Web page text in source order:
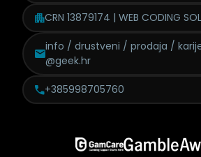
CRN 13879174 | WEB CODING
info / drustveni / prodaja /
@geek.hr
+385998705760